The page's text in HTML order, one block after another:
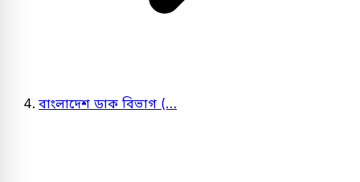
বাংলাদেশ ডাক বিভাগ (…